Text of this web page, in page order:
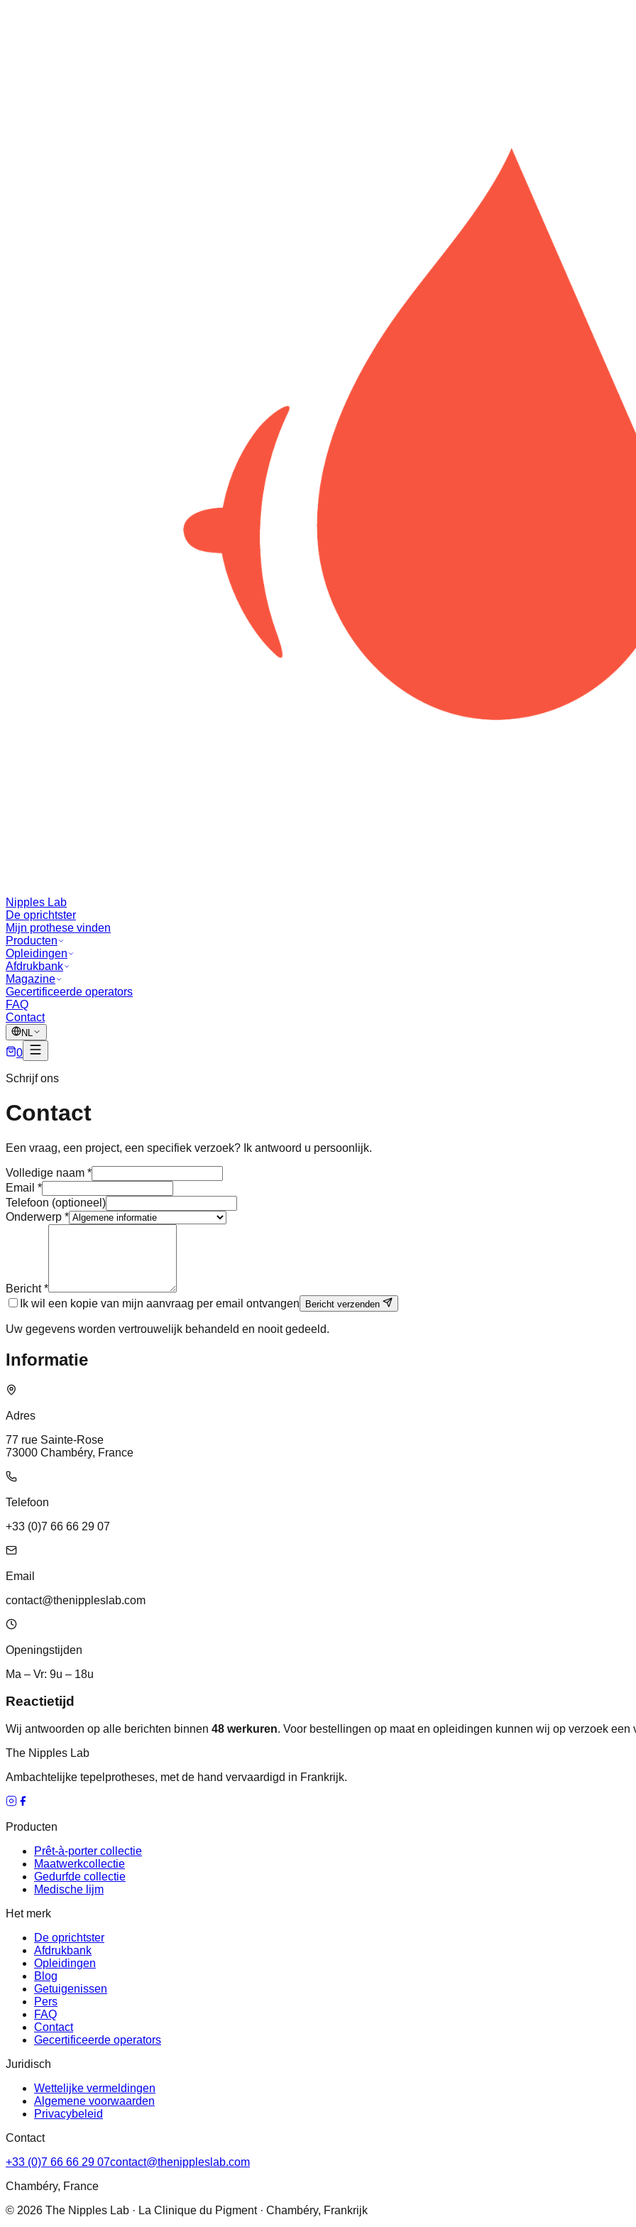
Nipples Lab
De oprichtster
Mijn prothese vinden
Producten
Opleidingen
Afdrukbank
Magazine
Gecertificeerde operators
FAQ
Contact
NL
0
Schrijf ons
Contact
Een vraag, een project, een specifiek verzoek? Ik antwoord u persoonlijk.
Volledige naam *
Email *
Telefoon (optioneel)
Onderwerp *
Bericht *
Ik wil een kopie van mijn aanvraag per email ontvangen
Bericht verzenden
Uw gegevens worden vertrouwelijk behandeld en nooit gedeeld.
Informatie
Adres
77 rue Sainte-Rose
73000 Chambéry, France
Telefoon
+33 (0)7 66 66 29 07
Email
contact@thenippleslab.com
Openingstijden
Ma – Vr: 9u – 18u
Reactietijd
Wij antwoorden op alle berichten binnen 48 werkuren. Voor bestellingen op maat en opleidingen kunnen wij op verzoek een
The Nipples Lab
Ambachtelijke tepelprotheses, met de hand vervaardigd in Frankrijk.
Producten
Prêt-à-porter collectie
Maatwerkcollectie
Gedurfde collectie
Medische lijm
Het merk
De oprichtster
Afdrukbank
Opleidingen
Blog
Getuigenissen
Pers
FAQ
Contact
Gecertificeerde operators
Juridisch
Wettelijke vermeldingen
Algemene voorwaarden
Privacybeleid
Contact
+33 (0)7 66 66 29 07contact@thenippleslab.com
Chambéry, France
© 2026 The Nipples Lab · La Clinique du Pigment · Chambéry, Frankrijk